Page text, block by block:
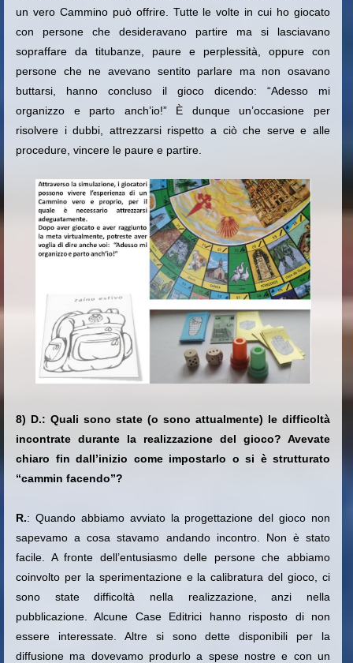
un vero Cammino può offrire. Tutte le volte in cui ho giocato
con persone che desideravano partire ma si lasciavano
sopraffare da titubanze, paure e perplessità, oppure con
persone che ne avevano sentito parlare ma non osavano
buttarsi, hanno concluso il gioco dicendo: “Adesso mi
organizzo e parto anch’io!” È dunque un’occasione per
risolvere i dubbi, attrezzarsi rispetto a ciò che serve e alle
procedure, vincere le paure e partire.
8) D.: Quali sono state (o sono attualmente) le difficoltà
incontrate durante la realizzazione del gioco? Avevate
chiaro fin dall’inizio come impostarlo o si è strutturato
“cammin facendo”?
R.: Quando abbiamo avviato la progettazione del gioco non
sapevamo a cosa stavamo andando incontro. Non è stato
facile. A fronte dell’entusiasmo delle persone che abbiamo
coinvolto per la sperimentazione e la calibratura del gioco, ci
sono state difficoltà nella realizzazione, anzi nella
pubblicazione. Alcune Case Editrici hanno risposto di non
essere interessate. Altre si sono dette disponibili per la
diffusione ma dovevamo produrlo a spese nostre e con un